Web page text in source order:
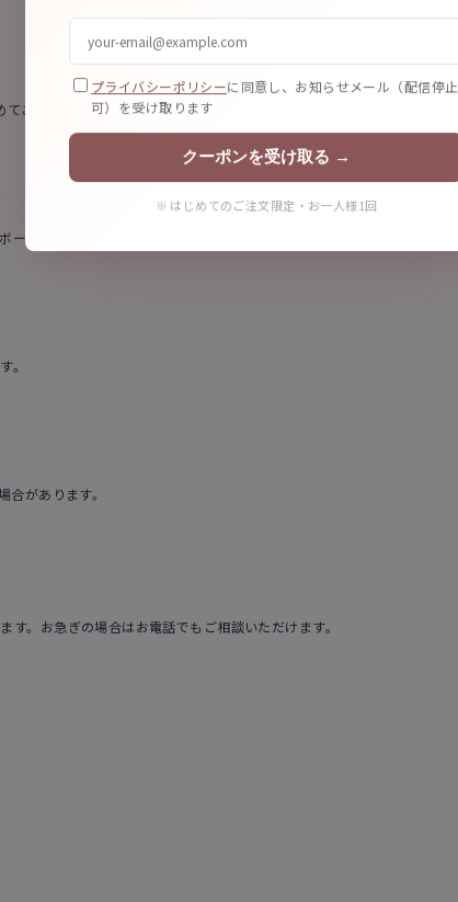
ご依頼いただくとお得です。
ード5mm以上が推奨です。
。
があります。
。お急ぎの場合はお電話でもご相談いただけます。
プライバシーポリシーに同意し、お知らせメール（配信停止
可）を受け取ります
クーポンを受け取る →
※ はじめてのご注文限定・お一人様1回